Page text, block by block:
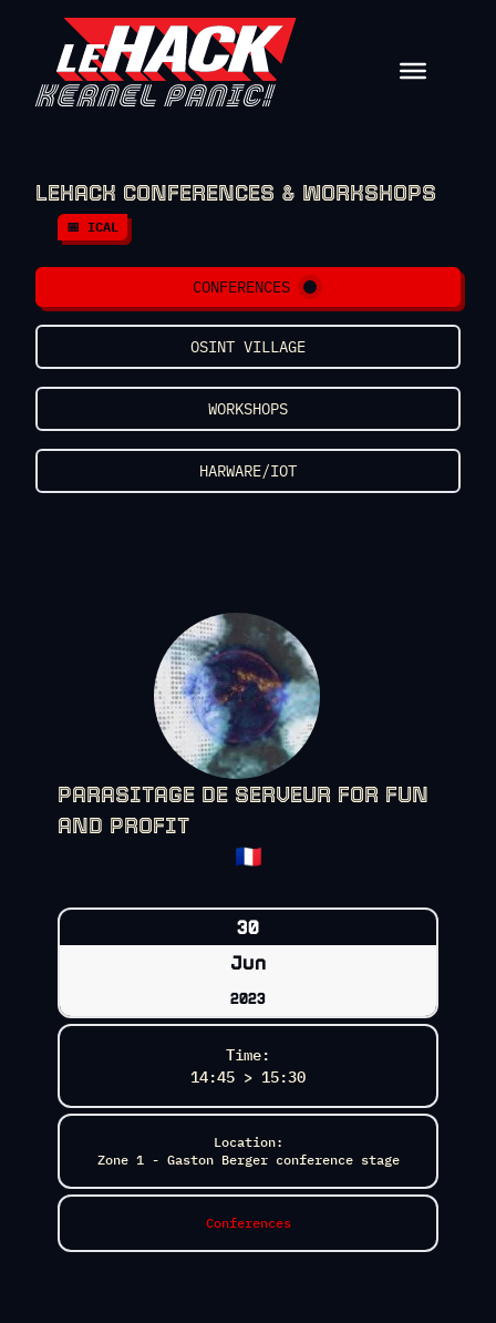
Skip to content
LEHACK CONFERENCES & WORKSHOPS
📅 ICAL
CONFERENCES
OSINT VILLAGE
WORKSHOPS
HARWARE/IOT
PARASITAGE DE SERVEUR FOR FUN
AND PROFIT
🇫🇷
30
Jun
2023
Time:
14:45 > 15:30
Location:
Zone 1 - Gaston Berger conference stage
Conferences